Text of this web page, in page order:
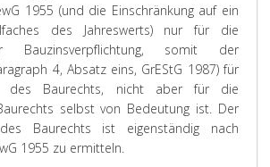
1955 (und die Einschränkung auf ein
des Jahreswerts) nur für die
Bauzinsverpflichtung, somit der
4, Absatz eins, GrEStG 1987) für
des Baurechts, nicht aber für die
selbst von Bedeutung ist. Der
Baurechts ist eigenständig nach
1955 zu ermitteln.